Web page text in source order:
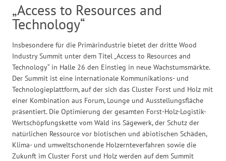
„Access to Resources and
Technology“
Insbesondere für die Primärindustrie bietet der dritte Wood
Industry Summit unter dem Titel „Access to Resources and
Technology“ in Halle 26 den Einstieg in neue Wachstumsmärkte.
Der Summit ist eine internationale Kommunikations- und
Technologieplattform, auf der sich das Cluster Forst und Holz mit
einer Kombination aus Forum, Lounge und Ausstellungsfläche
präsentiert. Die Optimierung der gesamten Forst-Holz-Logistik-
Wertschöpfungskette vom Wald ins Sägewerk, der Schutz der
natürlichen Ressource vor biotischen und abiotischen Schäden,
Klima- und umweltschonende Holzernteverfahren sowie die
Zukunft im Cluster Forst und Holz werden auf dem Summit